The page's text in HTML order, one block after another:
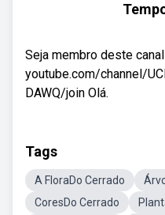
Seja membro deste
youtube.com/channel/
DAWQ/join Olá.
Tags
A FloraDo Cerrado
CoresDo Cerrado